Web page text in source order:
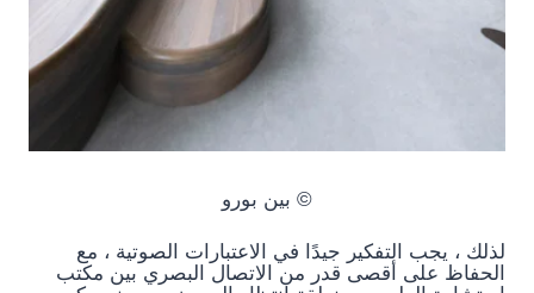
© بين بورو
لذلك ، يجب التفكير جيدًا في الاعتبارات الصوتية ، مع
الحفاظ على أقصى قدر من الاتصال البصري بين مكتب